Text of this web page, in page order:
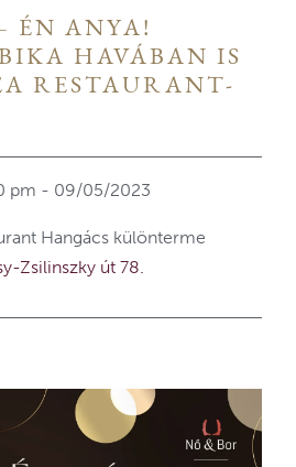
ÉN ANYA!
HAVÁBAN IS
RESTAURANT-
pm - 09/05/2023
Hangács különterme
Zsilinszky út 78.